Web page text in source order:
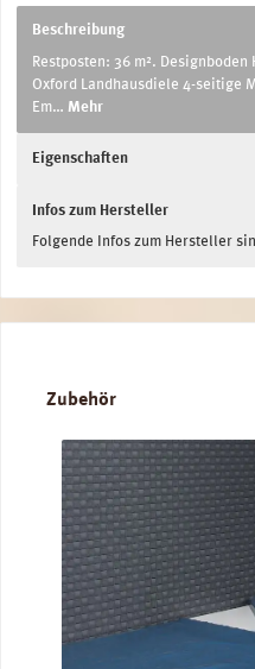
Beschreibung
Restposten: 36 m². Designboden
Oxford Landhausdiele 4-seitige
Em… Mehr
Eigenschaften
Infos zum Hersteller
Folgende Infos zum Hersteller
Produktgalerie überspringen
Zubehör